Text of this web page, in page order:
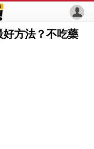
方法？不吃藥